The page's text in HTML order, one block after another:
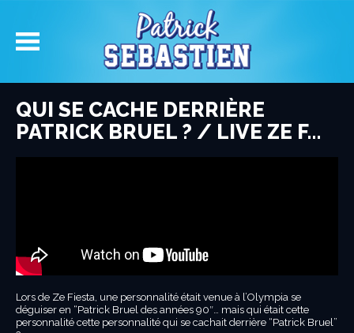
QUI SE CACHE DERRIÈRE
PATRICK BRUEL ? / LIVE ZE F…
Lors de Ze Fiesta, une personnalité était venue à l’Olympia se
déguiser en “Patrick Bruel des années 90″… mais qui était cette
personnalité cette personnalité qui se cachait derrière “Patrick Bruel”